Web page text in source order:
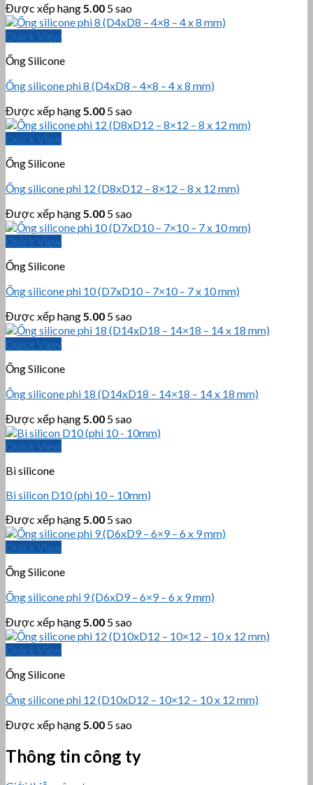
Được xếp hạng 5.00 5 sao
Quick View
Ống Silicone
Ống silicone phi 8 (D4xD8 – 4×8 – 4 x 8 mm)
Được xếp hạng 5.00 5 sao
Quick View
Ống Silicone
Ống silicone phi 12 (D8xD12 – 8×12 – 8 x 12 mm)
Được xếp hạng 5.00 5 sao
Quick View
Ống Silicone
Ống silicone phi 10 (D7xD10 – 7×10 – 7 x 10 mm)
Được xếp hạng 5.00 5 sao
Quick View
Ống Silicone
Ống silicone phi 18 (D14xD18 – 14×18 – 14 x 18 mm)
Được xếp hạng 5.00 5 sao
Quick View
Bi silicone
Bi silicon D10 (phi 10 – 10mm)
Được xếp hạng 5.00 5 sao
Quick View
Ống Silicone
Ống silicone phi 9 (D6xD9 – 6×9 – 6 x 9 mm)
Được xếp hạng 5.00 5 sao
Quick View
Ống Silicone
Ống silicone phi 12 (D10xD12 – 10×12 – 10 x 12 mm)
Được xếp hạng 5.00 5 sao
Thông tin công ty